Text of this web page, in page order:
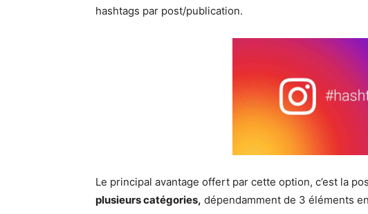
hashtags par post/publication.
Le principal avantage offert par cette option, c’est la
plusieurs catégories, dépendamment de 3 éléments